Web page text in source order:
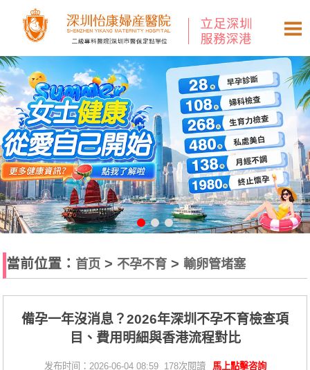
當前位置： 首页 > 不孕不育 >輸卵管堵塞
備孕一年沒消息？2026年深圳不孕不育檢查項
目、費用明細與香港流程對比
发布时间：2026-06-04 08:59 178次閱讀 馬上點擊咨詢